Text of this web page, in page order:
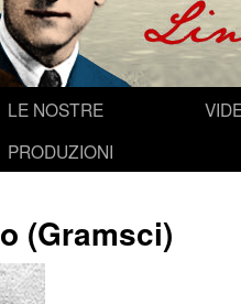
LE NOSTRE
PRODUZIONI
(Gramsci)